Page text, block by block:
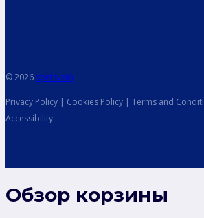
© 2026 spetsvoin
Privacy Policy | Cookies Policy | Terms and
Accessibility
Обзор корзины